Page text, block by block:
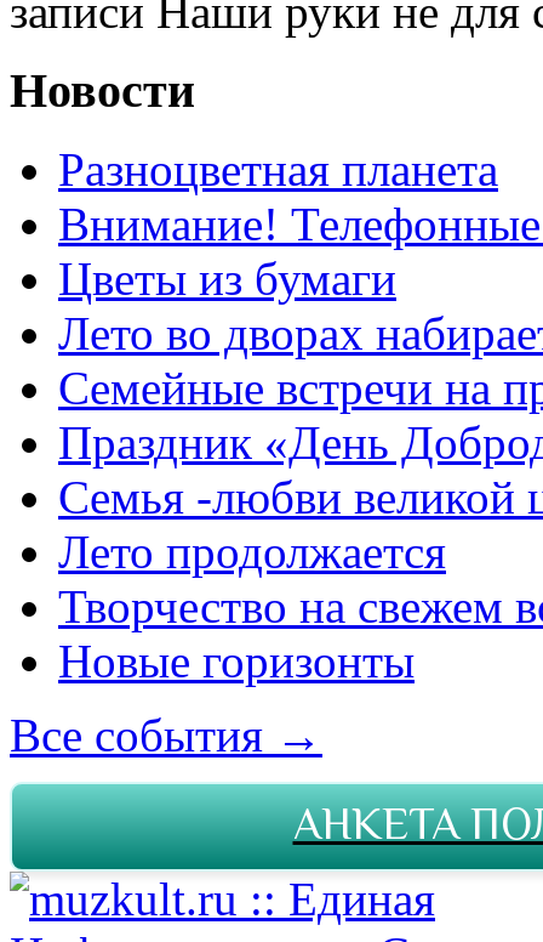
записи Наши руки не для
Новости
Разноцветная планета
Внимание!
Цветы из бумаги
Лето во дворах
Семейные встречи на
Праздник «День
Семья -любви великой
Лето продолжается
Творчество на свежем
Новые горизонты
Все события →
АНКЕТА